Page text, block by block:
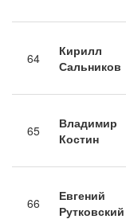
64
Кирилл
Сальников
65
Владимир
Костин
66
Евгений
Рутковский